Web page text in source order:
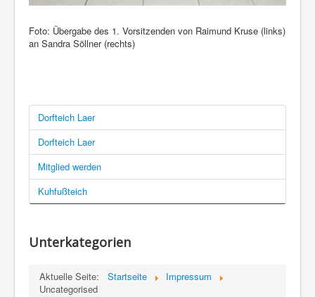
Foto: Übergabe des 1. Vorsitzenden von Raimund Kruse (links)
an Sandra Söllner (rechts)
Dorfteich Laer
Dorfteich Laer
Mitglied werden
Kuhfußteich
Unterkategorien
Aktuelle Seite: Startseite
Impressum
Uncategorised